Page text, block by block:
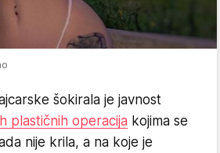
šokirala je javnost
plastičnih operacija kojima se
nije krila, a na koje je